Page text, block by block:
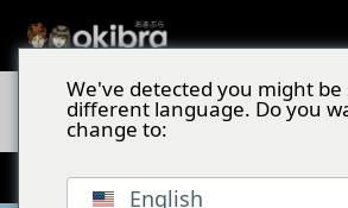
沖縄スポット
シュガーロード/沖縄県竹
転車で駆け抜ける絶景
HNKドラマ「ちゅらさん」の撮影ロケ地
We've detected you might be
different language. Do you
change to:
English